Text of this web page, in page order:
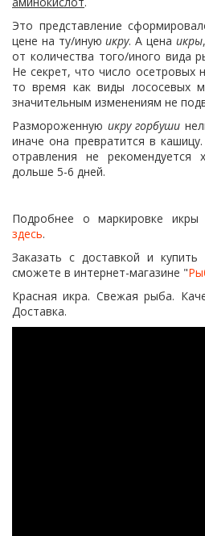
Это представление
цене на ту/инуюикру. А цена икры
от количества того/иного вида
Не секрет, что число осетровых
то время как виды лососевых
значительным изменениям не
Размороженную икру горбуши
иначе она превратится в
отравления не рекомендуется
дольше 5-6 дней.
Подробнее о маркировке
здесь.
Заказать с доставкой и
сможете в интернет-магазине "
Красная икра. Свежая рыба.
Доставка.